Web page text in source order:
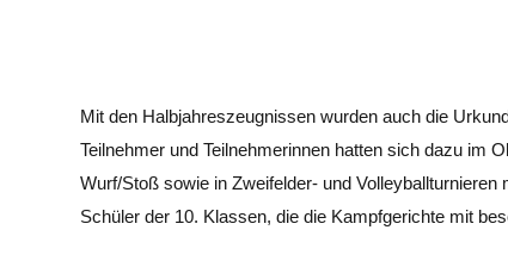
Mit den Halbjahreszeugnissen wurden auch die
Teilnehmer und Teilnehmerinnen hatten sich dazu im
Wurf/Stoß sowie in Zweifelder- und
Schüler der 10. Klassen, die die Kampfgerichte mit